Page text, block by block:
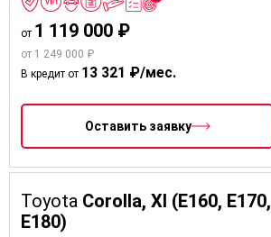
от 1 119 000 ₽
от 1 249 000 ₽
В кредит от 13 321 ₽/мес.
Оставить заявку
Toyota Corolla, XI (E160, E170,
E180)